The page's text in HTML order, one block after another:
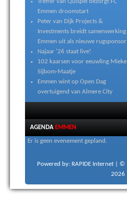
Emmen droomstart
Peter van Dijk Projects &
Investments breidt samenwerking
Emmen uit als nieuwe rugsponsor
Najaar '26 staat live!
102 kaarsen voor eeuwling Mieke
Sijbom-Maatje
Emmen wint op Open Dag
overtuigend van Almere City
AGENDA EMMEN
Er is geen evenement gepland.
Powered by: RAPIDE Internet | ©
2026